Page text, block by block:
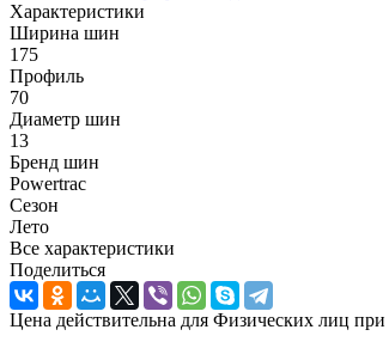
Характеристики
Ширина шин
175
Профиль
70
Диаметр шин
13
Бренд шин
Powertrac
Сезон
Лето
Все характеристики
Поделиться
Цена действительна для Физических лиц